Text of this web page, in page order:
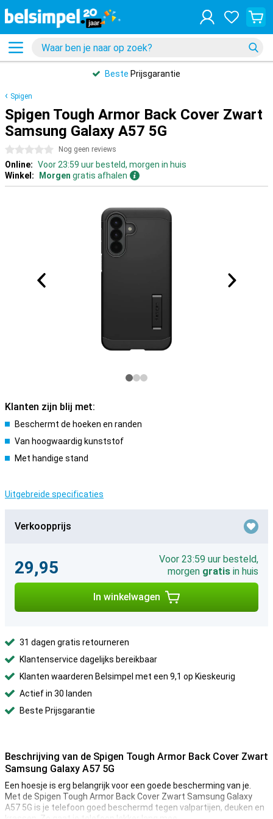
Beste Prijsgarantie
Spigen
Spigen Tough Armor Back Cover Zwart
Samsung Galaxy A57 5G
0 sterren Nog geen reviews
Online: Voor 23:59 uur besteld, morgen in huis
Winkel:
Morgen gratis afhalen
Klanten zijn blij met:
Beschermt de hoeken en randen
Van hoogwaardig kunststof
Met handige stand
Uitgebreide specificaties
Verkoopprijs
29,95
Voor 23:59 uur besteld,
morgen gratis in huis
In winkelwagen
31 dagen gratis retourneren
Klantenservice dagelijks bereikbaar
Klanten waarderen Belsimpel met een 9,1 op Kieskeurig
Actief in 30 landen
Beste Prijsgarantie
Beschrijving van de Spigen Tough Armor Back Cover Zwart
Samsung Galaxy A57 5G
Een hoesje is erg belangrijk voor een goede bescherming van je.
Met de Spigen Tough Armor Back Cover Zwart Samsung Galaxy
A57 5G is je telefoon goed beschermd tegen valpartijen, deuken en